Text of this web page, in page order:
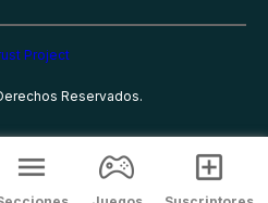
Reservados.